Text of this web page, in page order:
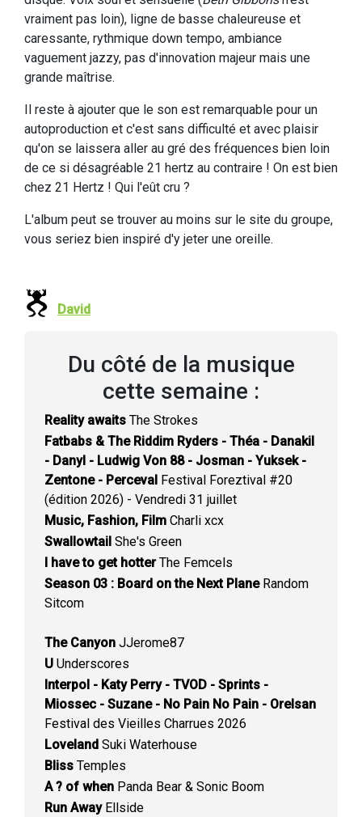
vraiment pas loin), ligne de basse chaleureuse et
caressante, rythmique down tempo, ambiance
vaguement jazzy, pas d'innovation majeur mais une
grande maîtrise.
Il reste à ajouter que le son est remarquable pour un
autoproduction et c'est sans difficulté et avec plaisir
qu'on se laissera aller au gré des fréquences bien loin
de ce si désagréable 21 hertz au contraire ! On est bien
chez 21 Hertz ! Qui l'eût cru ?
L'album peut se trouver au moins sur le site du groupe,
vous seriez bien inspiré d'y jeter une oreille.
David
Du côté de la musique
cette semaine :
Reality awaits The Strokes
Fatbabs & The Riddim Ryders - Théa - Danakil
- Danyl - Ludwig Von 88 - Josman - Yuksek -
Zentone - Perceval Festival Foreztival #20
(édition 2026) - Vendredi 31 juillet
Music, Fashion, Film Charli xcx
Swallowtail She's Green
I have to get hotterThe Femcels
Season 03 : Board on the Next PlaneRandom
Sitcom
The Canyon JJerome87
U Underscores
Interpol - Katy Perry - TVOD - Sprints -
Miossec - Suzane - No Pain No Pain - Orelsan
Festival des Vieilles Charrues 2026
Loveland Suki Waterhouse
Bliss Temples
A ? of when Panda Bear & Sonic Boom
Run AwayEllside